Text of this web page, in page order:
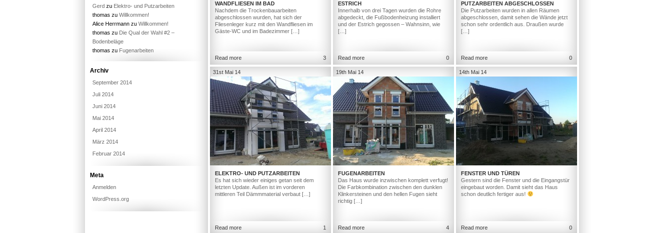
WANDFLIESEN IM BAD
Nachdem die Trockenbauarbeiten
abgeschlossen wurden, hat sich der
Fliesenleger kurz mit den Wandfliesen im
Gäste-WC und im Badezimmer […]
Read more 3
ESTRICH
Innerhalb von drei Tagen wurden die Rohre
abgedeckt, die Fußbodenheizung installiert
und der Estrich gegossen – Wahnsinn, wie
[…]
Read more 0
PUTZARBEITEN ABGESCHLOSSEN
Die Putzarbeiten wurden in allen Räumen
abgeschlossen, damit sehen die Wände jetzt
schon sehr ordentlich aus. Draußen wurde
[…]
Read more 0
31st Mai 14
ELEKTRO- UND PUTZARBEITEN
Es hat sich wieder einiges getan seit dem
letzten Update. Außen ist im vorderen
mittleren Teil Dämmmaterial verbaut […]
Read more 1
19th Mai 14
FUGENARBEITEN
Das Haus wurde inzwischen komplett verfugt!
Die Farbkombination zwischen den dunklen
Klinkersteinen und den hellen Fugen sieht
richtig […]
Read more 4
14th Mai 14
FENSTER UND TÜREN
Gestern sind die Fenster und die Eingangstür
eingebaut worden. Damit sieht das Haus
schon deutlich fertiger aus!
Read more 0
Gerd zu Elektro- und Putzarbeiten
thomas zu Willkommen!
Alice Herrmann zu Willkommen!
thomas zu Die Qual der Wahl #2 –
Bodenbeläge
thomas zu Fugenarbeiten
Archiv
September 2014
Juli 2014
Juni 2014
Mai 2014
April 2014
März 2014
Februar 2014
Meta
Anmelden
WordPress.org